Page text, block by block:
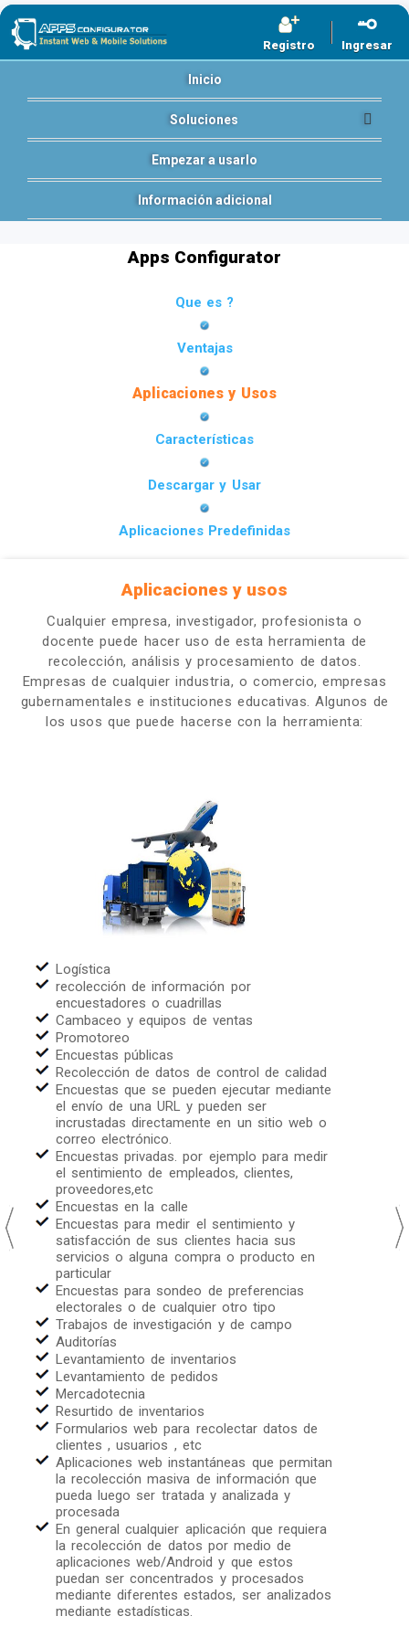
Registro Ingresar
Inicio
Soluciones
Empezar a usarlo
Información adicional
Apps Configurator
Que es ?
Ventajas
Aplicaciones y Usos
Características
Descargar y Usar
Aplicaciones Predefinidas
Aplicaciones y usos
Cualquier empresa, investigador, profesionista o
docente puede hacer uso de esta herramienta de
recolección, análisis y procesamiento de datos.
Empresas de cualquier industria, o comercio, empresas
gubernamentales e instituciones educativas. Algunos de
los usos que puede hacerse con la herramienta:
Logística
recolección de información por
encuestadores o cuadrillas
Cambaceo y equipos de ventas
Promotoreo
Encuestas públicas
Recolección de datos de control de calidad
Encuestas que se pueden ejecutar mediante
el envío de una URL y pueden ser
incrustadas directamente en un sitio web o
correo electrónico.
Encuestas privadas. por ejemplo para medir
el sentimiento de empleados, clientes,
proveedores,etc
Encuestas en la calle
Encuestas para medir el sentimiento y
satisfacción de sus clientes hacia sus
servicios o alguna compra o producto en
particular
Encuestas para sondeo de preferencias
electorales o de cualquier otro tipo
Trabajos de investigación y de campo
Auditorías
Levantamiento de inventarios
Levantamiento de pedidos
Mercadotecnia
Resurtido de inventarios
Formularios web para recolectar datos de
clientes , usuarios , etc
Aplicaciones web instantáneas que permitan
la recolección masiva de información que
pueda luego ser tratada y analizada y
procesada
En general cualquier aplicación que requiera
la recolección de datos por medio de
aplicaciones web/Android y que estos
puedan ser concentrados y procesados
mediante diferentes estados, ser analizados
mediante estadísticas.